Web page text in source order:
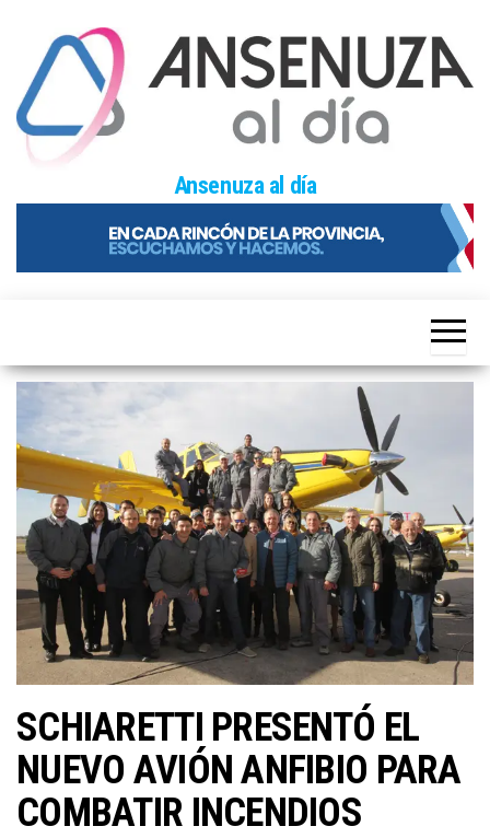
content
Ansenuza al día
SCHIARETTI PRESENTÓ EL
NUEVO AVIÓN ANFIBIO PARA
COMBATIR INCENDIOS